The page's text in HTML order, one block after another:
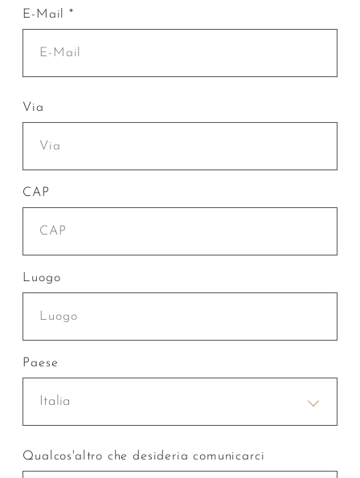
E-Mail *
Via
CAP
Luogo
Paese
Italia
Qualcos'altro che desideria comunicarci